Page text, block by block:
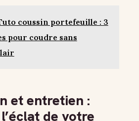
coussin portefeuille : 3
pour coudre sans
et entretien :
de votre